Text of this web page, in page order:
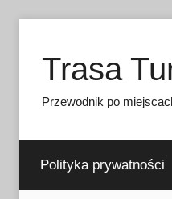
treściTrasa
Przewodnik po
Polityka prywatności